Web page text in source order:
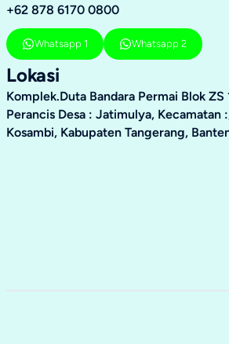
+62 878 6170 0800
Whatsapp 1 Whatsapp 2
Lokasi
Komplek.Duta Bandara Permai Blok ZS
Perancis Desa : Jatimulya, Kecamatan
Kosambi, Kabupaten Tangerang,